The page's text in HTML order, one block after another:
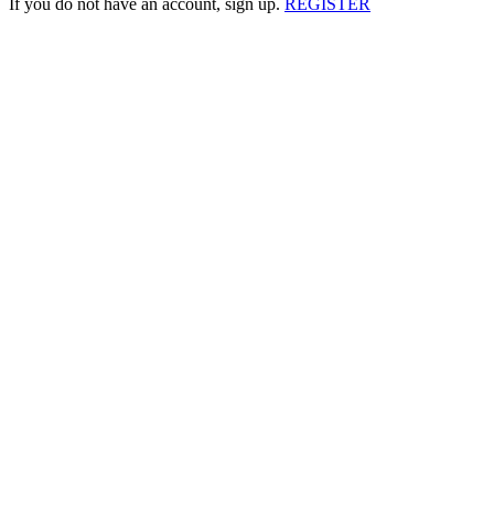
If you do not have an account, sign up. REGISTER